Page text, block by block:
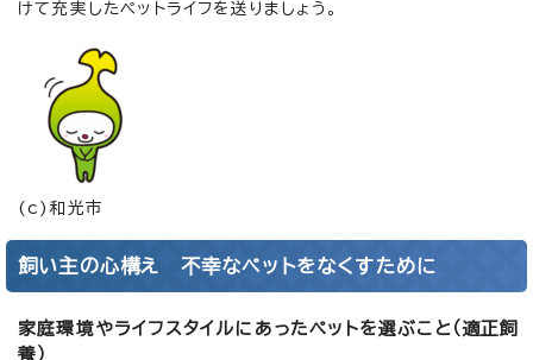
けて充実したペットライフを送りましょう。
(c)和光市
飼い主の心構え 不幸なペットをなくすために
家庭環境やライフスタイルにあったペットを選ぶこと（適正飼
養）